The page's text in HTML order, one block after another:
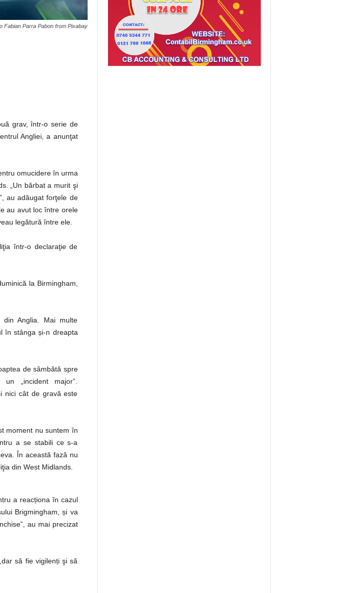
Fabian Parra Pabon from Pixabay
grav, într-o serie de
Angliei, a anunţat
omucidere în urma
„Un bărbat a murit şi
au adăugat forţele de
au avut loc între orele
legătură între ele.
într-o declaraţie de
la Birmingham,
Anglia. Mai multe
în stânga și-n dreapta
de sâmbătă spre
„incident major”.
nici cât de gravă este
moment nu suntem în
a se stabili ce s-a
În această fază nu
din West Midlands.
a reacționa în cazul
Brigmingham, și va
au mai precizat
să fie vigilenți şi să